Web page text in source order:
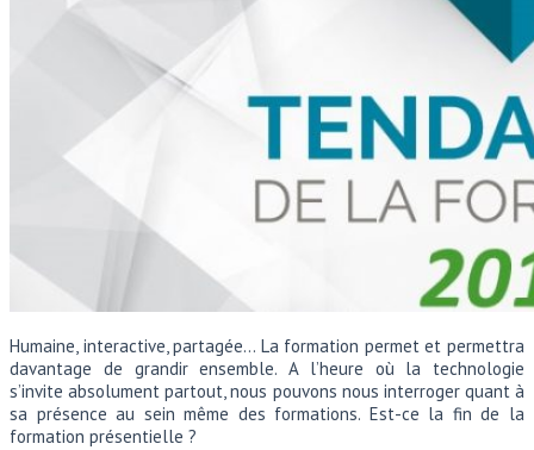
Humaine, interactive, partagée… La formation permet et permettra
davantage de grandir ensemble. A l’heure où la technologie
s’invite absolument partout, nous pouvons nous interroger quant à
sa présence au sein même des formations. Est-ce la fin de la
formation présentielle ?